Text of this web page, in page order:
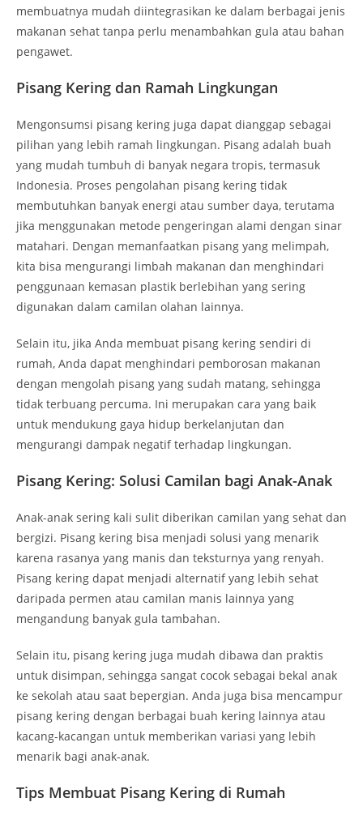
membuatnya mudah diintegrasikan ke dalam berbagai jenis
makanan sehat tanpa perlu menambahkan gula atau bahan
pengawet.
Pisang Kering dan Ramah Lingkungan
Mengonsumsi pisang kering juga dapat dianggap sebagai
pilihan yang lebih ramah lingkungan. Pisang adalah buah
yang mudah tumbuh di banyak negara tropis, termasuk
Indonesia. Proses pengolahan pisang kering tidak
membutuhkan banyak energi atau sumber daya, terutama
jika menggunakan metode pengeringan alami dengan sinar
matahari. Dengan memanfaatkan pisang yang melimpah,
kita bisa mengurangi limbah makanan dan menghindari
penggunaan kemasan plastik berlebihan yang sering
digunakan dalam camilan olahan lainnya.
Selain itu, jika Anda membuat pisang kering sendiri di
rumah, Anda dapat menghindari pemborosan makanan
dengan mengolah pisang yang sudah matang, sehingga
tidak terbuang percuma. Ini merupakan cara yang baik
untuk mendukung gaya hidup berkelanjutan dan
mengurangi dampak negatif terhadap lingkungan.
Pisang Kering: Solusi Camilan bagi Anak-Anak
Anak-anak sering kali sulit diberikan camilan yang sehat dan
bergizi. Pisang kering bisa menjadi solusi yang menarik
karena rasanya yang manis dan teksturnya yang renyah.
Pisang kering dapat menjadi alternatif yang lebih sehat
daripada permen atau camilan manis lainnya yang
mengandung banyak gula tambahan.
Selain itu, pisang kering juga mudah dibawa dan praktis
untuk disimpan, sehingga sangat cocok sebagai bekal anak
ke sekolah atau saat bepergian. Anda juga bisa mencampur
pisang kering dengan berbagai buah kering lainnya atau
kacang-kacangan untuk memberikan variasi yang lebih
menarik bagi anak-anak.
Tips Membuat Pisang Kering di Rumah